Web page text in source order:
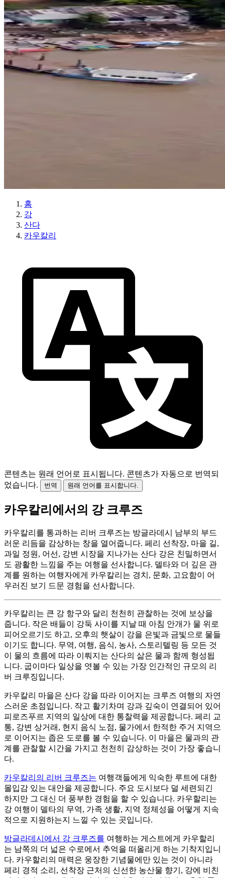
홈
강
산다
카우칼리
콘텐츠는 원래 언어로 표시됩니다. 콘텐츠가 자동으로 번역되
었습니다.
번역 원래 언어를 표시합니다.
카우칼리에서의 강 크루즈
카우칼리를 통과하는 리버 크루즈는 방글라데시 남부의 부드
러운 리듬을 감상하는 창을 열어줍니다. 페리 선착장, 마을 길,
과일 정원, 어선, 강변 시장을 지나가는 산다 강은 친밀하면서
도 광활한 느낌을 주는 여행을 선사합니다. 델타와 더 깊은 관
계를 원하는 여행자에게 카우칼리는 경치, 문화, 고요함이 어
우러진 보기 드문 경험을 선사합니다.
카우칼리는 큰 강 항구와 달리 천천히 관찰하는 것에 보상을
줍니다. 작은 배들이 강둑 사이를 지날 때 아침 안개가 물 위로
피어오르기도 하고, 오후의 햇살이 강을 은빛과 금빛으로 물들
이기도 합니다. 무역, 여행, 음식, 농사, 스토리텔링 등 모든 것
이 물의 흐름에 따라 이뤄지는 산다의 삶은 물과 함께 형성됩
니다. 굽이마다 일상을 엿볼 수 있는 가장 인간적인 규모의 리
버 크루징입니다.
카우칼리 마을은 산다 강을 따라 이어지는 크루즈 여행의 자연
스러운 초점입니다. 작고 활기차며 강과 깊숙이 연결되어 있어
피로즈푸르 지역의 일상에 대한 통찰력을 제공합니다. 페리 교
통, 강변 상거래, 현지 음식 노점, 물가에서 한적한 주거 지역으
로 이어지는 좁은 도로를 볼 수 있습니다. 이 마을은 물과의 관
계를 관찰할 시간을 가지고 천천히 감상하는 것이 가장 좋습니
다.
카우칼리의 리버 크루즈는 여행객들에게 익숙한 루트에 대한
몰입감 있는 대안을 제공합니다. 주요 도시보다 덜 세련되긴
하지만 그 대신 더 풍부한 경험을 할 수 있습니다. 카우할리는
강 여행이 델타의 무역, 가족 생활, 지역 정체성을 어떻게 지속
적으로 지원하는지 느낄 수 있는 곳입니다.
방글라데시에서 강 크루즈를 여행하는 게스트에게 카우할리
는 남쪽의 더 넓은 수로에서 추억을 떠올리게 하는 기착지입니
다. 카우할리의 매력은 웅장한 기념물에만 있는 것이 아니라
페리 경적 소리, 선착장 근처의 신선한 농산물 향기, 강에 비친